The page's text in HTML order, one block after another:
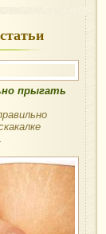
прыгать